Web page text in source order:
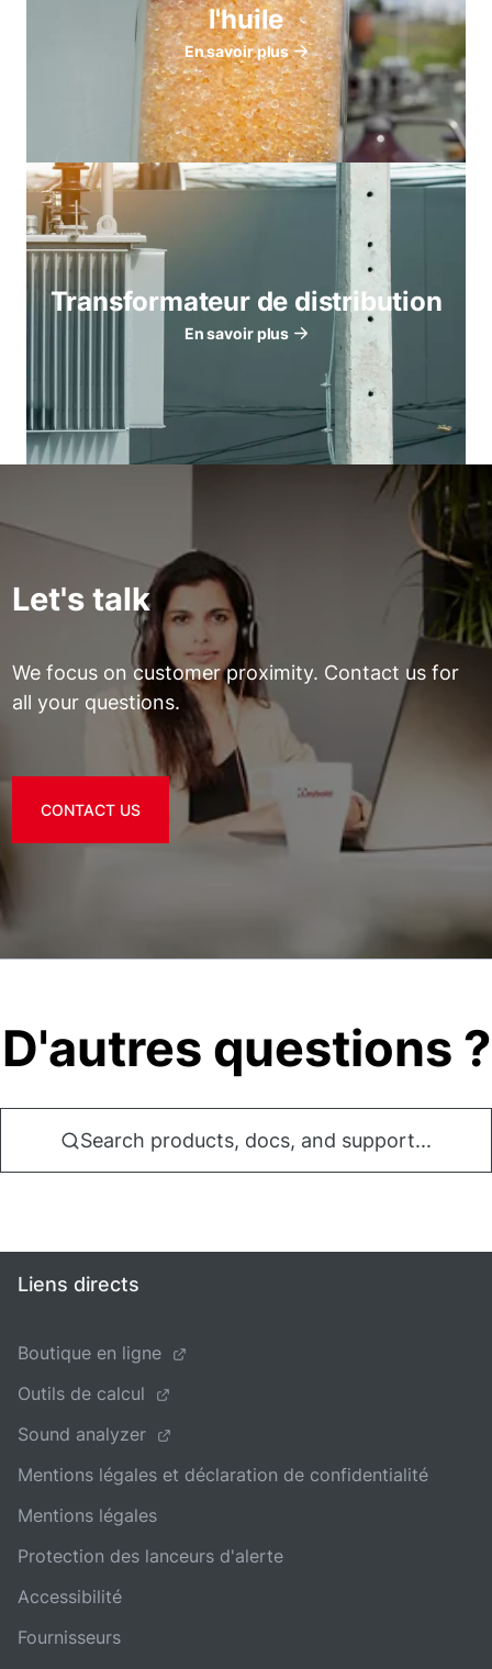
l'huile
En savoir plus
Transformateur de distribution
En savoir plus
Let's talk
We focus on customer proximity. Contact us for
all your questions.
CONTACT US
D'autres questions ?
Search products, docs, and support...
Liens directs
Boutique en ligne
Outils de calcul
Sound analyzer
Mentions légales et déclaration de confidentialité
Mentions légales
Protection des lanceurs d'alerte
Accessibilité
Fournisseurs